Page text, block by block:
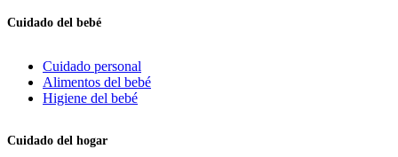
Cuidado del bebé
Cuidado personal
Alimentos del bebé
Higiene del bebé
Cuidado del hogar